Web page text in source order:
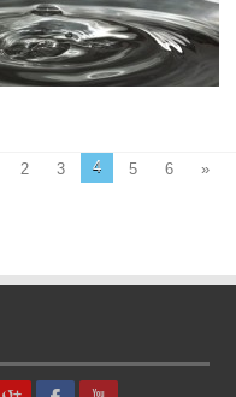
2 3 4 5 6 »